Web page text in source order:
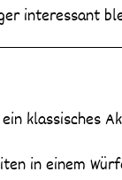
interessant
klassisches
in einem